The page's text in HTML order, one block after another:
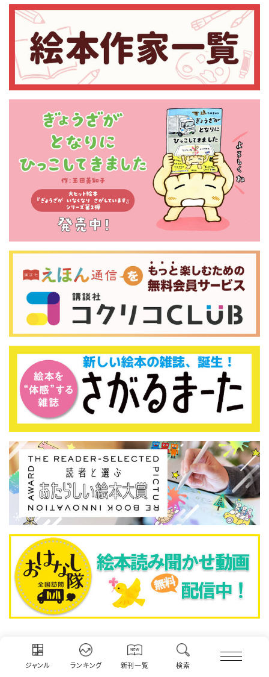
ジャンル ランキング 新刊一覧 検索
人気記事ランキング